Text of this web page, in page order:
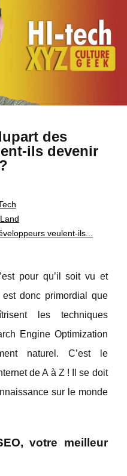
des
ils devenir
veulent-ils...
pour qu’il soit vu et
donc primordial que
les techniques
Engine Optimization
naturel. C’est le
de A à Z ! Il se doit
sur le monde
votre meilleur